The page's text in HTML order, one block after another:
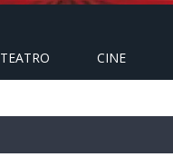
TEATRO CINE